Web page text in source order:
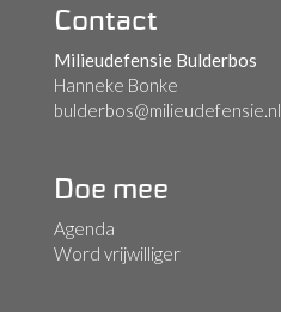
Contact
Milieudefensie Bulderbos
Hanneke Bonke
bulderbos@milieudefensie.nl
Doe mee
Agenda
Word vrijwilliger